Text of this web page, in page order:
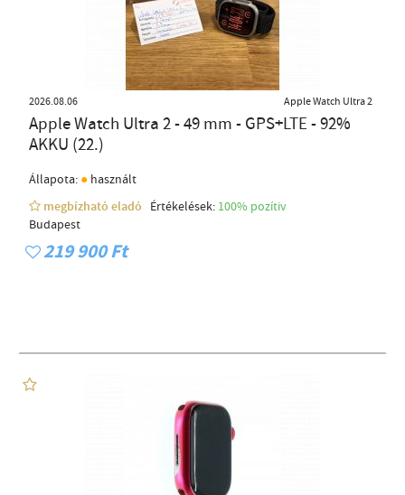
2026.08.06 Apple Watch Ultra 2
Apple Watch Ultra 2 - 49 mm - GPS+LTE - 92%
AKKU (22.)
Állapota: ● használt
megbízható eladó
Értékelések: 100% pozítiv
Budapest
219 900 Ft